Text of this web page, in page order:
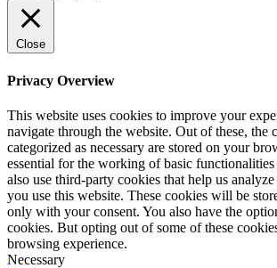
Close
Privacy Overview
This website uses cookies to improve your
navigate through the website. Out of these, the
categorized as necessary are stored on your
essential for the working of basic
also use third-party cookies that help us
you use this website. These cookies will be
only with your consent. You also have the
cookies. But opting out of some of these
browsing experience.
Necessary